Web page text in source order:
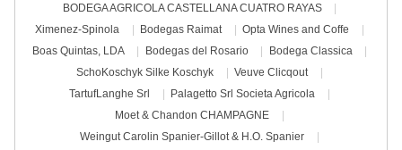
BODEGA AGRICOLA CASTELLANA CUATRO RAYAS
Ximenez-Spinola
Bodegas Raimat
Opta Wines and Coffe
Boas Quintas, LDA
Bodegas del Rosario
Bodega Classica
SchoKoschyk Silke Koschyk
Veuve Clicqout
TartufLanghe Srl
Palagetto Srl Societa Agricola
Moet & Chandon CHAMPAGNE
Weingut Carolin Spanier-Gillot & H.O. Spanier